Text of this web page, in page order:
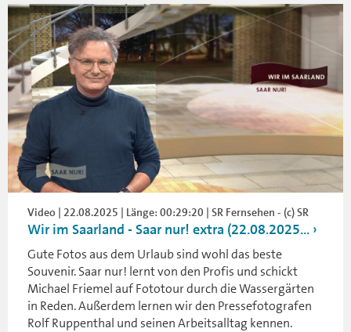
Video | 22.08.2025 | Länge: 00:29:20 | SR Fernsehen - (c) SR
Wir im Saarland - Saar nur! extra (22.08.2025...
Gute Fotos aus dem Urlaub sind wohl das beste
Souvenir. Saar nur! lernt von den Profis und schickt
Michael Friemel auf Fototour durch die Wassergärten
in Reden. Außerdem lernen wir den Pressefotografen
Rolf Ruppenthal und seinen Arbeitsalltag kennen.